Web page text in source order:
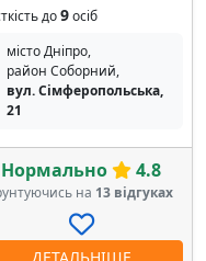
до9осіб
місто Дніпро,
район Соборний,
вул. Сімферопольська,
21
Нормально 4.8
на 13 відгуках
ДЕТАЛЬНІШЕ